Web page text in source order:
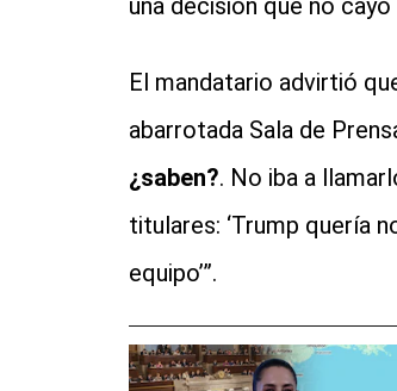
una decisión que no cayó
El mandatario advirtió
abarrotada Sala de
¿saben?. No iba a
titulares: ‘Trump quería
equipo’”.